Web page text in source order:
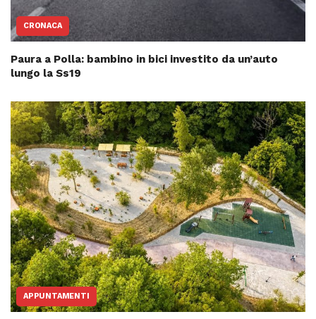
CRONACA
Paura a Polla: bambino in bici investito da un’auto
lungo la Ss19
APPUNTAMENTI